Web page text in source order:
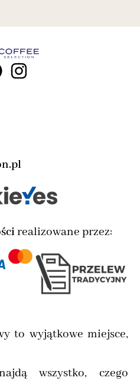
realizowane przez:
to wyjątkowe miejsce,
wszystko, czego